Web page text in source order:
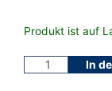
Produkt ist auf
In